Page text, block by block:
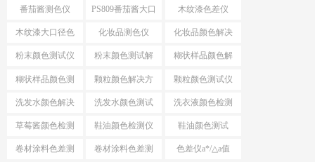
仪YS4582 色仪
番茄酱测色仪
PS809
PS809番茄酱大口
径测色仪
木纹漆色差仪
木纹漆大口径色
差仪
化妆品测色仪 化妆品颜色解决
方案
粉末颜色测试仪
选择
粉末颜色测试解
决方案
糊状样品颜色解
决方案
糊状样品颜色测
量
颗粒颜色解决方
案
颗粒颜色测试仪
洗发水颜色解决
方案
洗发水颜色测试
仪
洗衣液颜色检测
仪
草莓酱颜色检测
仪
鞋油颜色检测仪 鞋油颜色测试
卷材涂料色差测 卷材涂料色差测 色差仪a*/△a值